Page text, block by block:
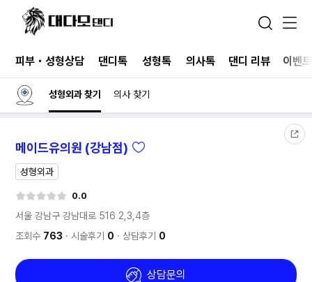
피부・성형상담 댄디톡 성형톡 의사톡 댄디 리뷰 이벤트
성형외과 찾기 의사 찾기
메이드유의원 (강남점)
성형외과
0.0
서울 강남구 강남대로 516 2,3,4층
조회수 763 시술후기 0 상담후기 0
상담문의